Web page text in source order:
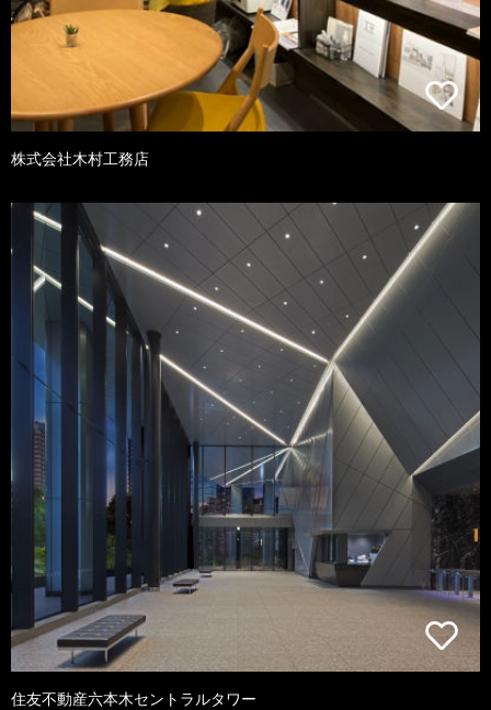
株式会社木村工務店
住友不動産六本木セントラルタワー